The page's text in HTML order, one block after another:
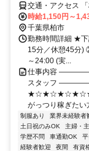
交通・アクセス
時給1,150円～
千葉県柏市
勤務時間詳細 ★
15分／休憩45分)
～24:00 (実...
仕事内容
スタッフ
がっつり稼ぎたい
制服あり 業界未経験者
土日祝のみOK
主婦・
学歴不問
車通勤OK
経験者歓迎
夜間 有資